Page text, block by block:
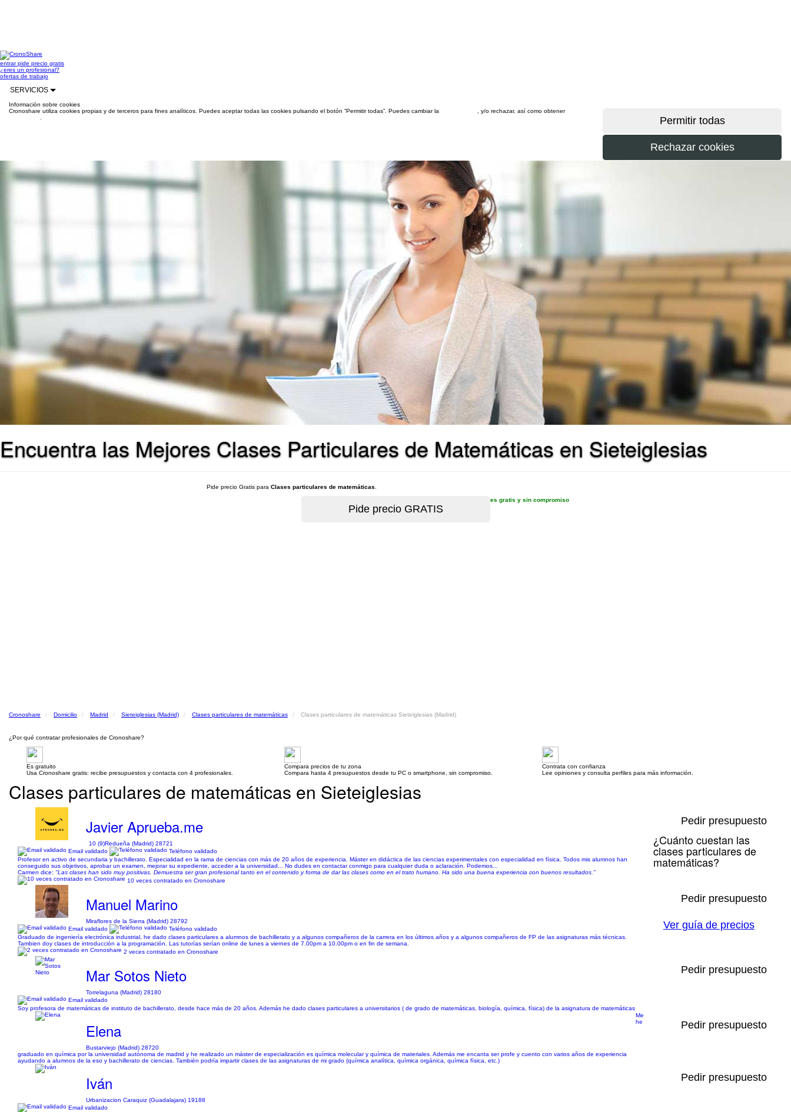
entrarpide precio gratis
¿eres un profesional?
ofertas de trabajo
SERVICIOS
Información sobre cookies
Cronoshare utiliza cookies propias y de terceros para fines analíticos. Puedes aceptar todas las cookies pulsando el botón “Permitir todas”. Puedes cambiar la
, y/o rechazar, así como obtener
Encuentra las Mejores Clases Particulares de Matemáticas en Sieteiglesias
Pide precio Gratis para Clases particulares de matemáticas
es gratis y sin compromiso
Cronoshare Domicilio Madrid Sieteiglesias (Madrid) Clases particulares de matemáticas Clases particulares de matemáticas Sieteiglesias (Madrid)
¿Por qué contratar profesionales de Cronoshare?
Es gratuito
Usa Cronoshare gratis: recibe presupuestos y contacta con 4 profesionales.
Compara precios de tu zona
Compara hasta 4 presupuestos desde tu PC o smartphone, sin compromiso.
Contrata con confianza
Lee opiniones y consulta perfiles para más información.
Clases particulares de matemáticas en Sieteiglesias
Javier Aprueba.me
10 (9)Redueña (Madrid) 28721
Email validado
Teléfono validado
Profesor en activo de secundaria y bachillerato. Especialidad en la rama de ciencias con más de 20 años de experiencia. Máster en didáctica de las ciencias experimentales con especialidad en física. Todos mis alumnos han
conseguido sus objetivos, aprobar un examen, mejorar su expediente, acceder a la universidad... No dudes en contactar conmigo para cualquier duda o aclaración. Podemos...
Carmen dice: "Las clases han sido muy positivas. Demuestra ser gran profesional tanto en el contenido y forma de dar las clases como en el trato humano. Ha sido una buena experiencia con buenos resultados."
10 veces contratado en Cronoshare
Pedir presupuesto
Manuel Marino
Miraflores de la Sierra (Madrid) 28792
Email validado
Teléfono validado
Graduado de ingeniería electrónica industrial, he dado clases particulares a alumnos de bachillerato y a algunos compañeros de la carrera en los últimos años y a algunos compañeros de FP de las asignaturas más técnicas.
Tambien doy clases de introducción a la programación. Las tutorías serían online de lunes a viernes de 7.00pm a 10.00pm o en fin de semana.
2 veces contratado en Cronoshare
Pedir presupuesto
Mar Sotos Nieto
Torrelaguna (Madrid) 28180
Email validado
Soy profesora de matemáticas de instituto de bachillerato, desde hace más de 20 años. Además he dado clases particulares a universitarios ( de grado de matemáticas, biología, química, física) de la asignatura de matemáticas
Pedir presupuesto
Elena
Bustarviejo (Madrid) 28720
Me
he
graduado en química por la universidad autónoma de madrid y he realizado un máster de especialización es química molecular y química de materiales. Además me encanta ser profe y cuento con varios años de experiencia
ayudando a alumnos de la eso y bachillerato de ciencias. También podría impartir clases de las asignaturas de mi grado (química analítica, química orgánica, química física, etc.)
Pedir presupuesto
Iván
Urbanizacion Caraquiz (Guadalajara) 19188
Email validado
Pedir presupuesto
¿Cuánto cuestan las
clases particulares de
matemáticas?
Ver guía de precios